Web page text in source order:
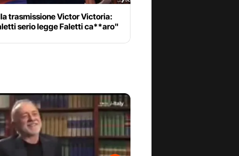
trasmissione Victor Victoria:
serio legge Faletti ca**aro"